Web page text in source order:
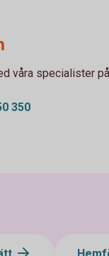
våra specialister
350